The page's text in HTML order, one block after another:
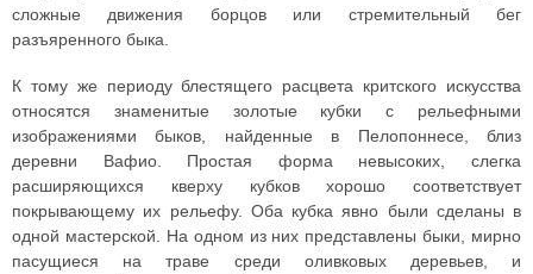
сложные движения борцов или стремительный бег
разъяренного быка.
К тому же периоду блестящего расцвета критского искусства
относятся знаменитые золотые кубки с рельефными
изображениями быков, найденные в Пелопоннесе, близ
деревни Вафио. Простая форма невысоких, слегка
расширяющихся кверху кубков хорошо соответствует
покрывающему их рельефу. Оба кубка явно были сделаны в
одной мастерской. На одном из них представлены быки, мирно
пасущиеся на траве среди оливковых деревьев, и